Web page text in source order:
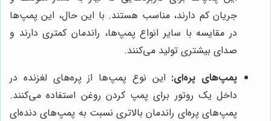
جریان کم دارند، مناسب هستند. با این حال، این پمپ‌ها
در مقایسه با سایر انواع پمپ‌ها، راندمان کمتری دارند و
صدای بیشتری تولید می‌کنند.
پمپ‌های پره‌ای: این نوع پمپ‌ها از پره‌های لغزنده در
داخل یک روتور برای پمپ کردن روغن استفاده می‌کنند.
پمپ‌های پره‌ای راندمان بالاتری نسبت به پمپ‌های دنده‌ای